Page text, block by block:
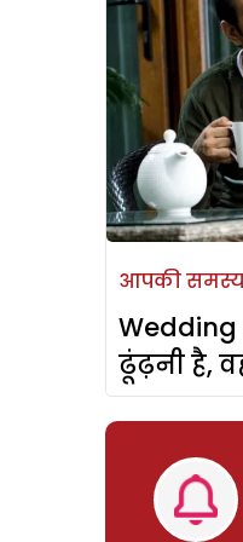
आपकी
ढूंढ़नी है,